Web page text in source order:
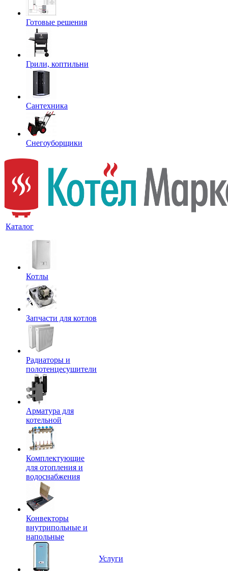
Готовые решения
Грили, коптильни
Сантехника
Снегоуборщики
Каталог
Котлы
Запчасти для котлов
Радиаторы и
полотенцесушители
Арматура для
котельной
Комплектующие
для отопления и
водоснабжения
Конвекторы
внутрипольные и
напольные
Услуги